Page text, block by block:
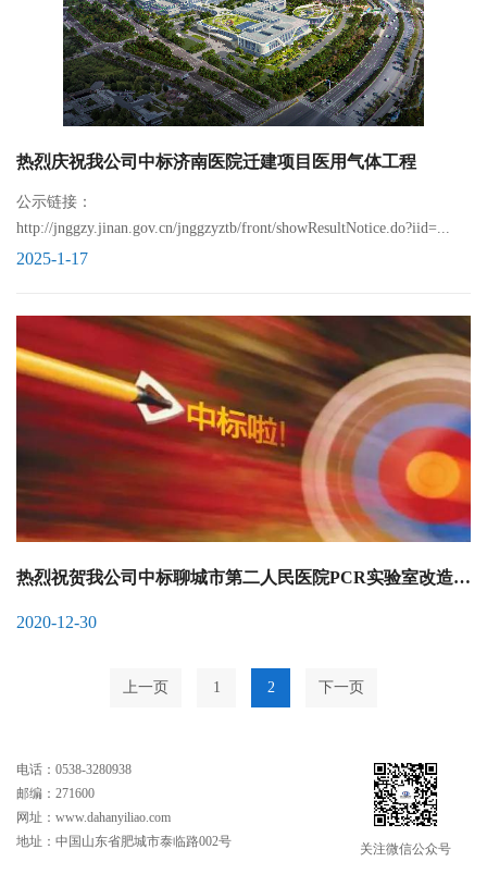
热烈庆祝我公司中标济南医院迁建项目医用气体工程
公示链接：
http://jnggzy.jinan.gov.cn/jnggzyztb/front/showResultNotice.do?iid=...
2025-1-17
热烈祝贺我公司中标聊城市第二人民医院PCR实验室改造工程项目
2020-12-30
上一页 1 2 下一页
关注微信公众号
电话：0538-3280938
邮编：271600
网址：www.dahanyiliao.com
地址：中国山东省肥城市泰临路002号